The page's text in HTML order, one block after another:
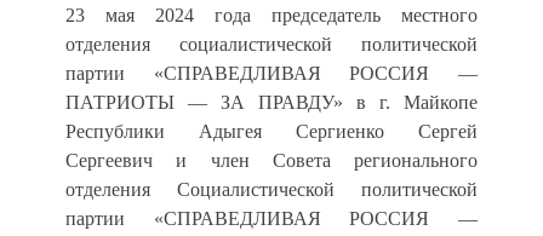
23 мая 2024 года
председатель местного
отделения социалистической политической
партии «СПРАВЕДЛИВАЯ РОССИЯ —
ПАТРИОТЫ — ЗА ПРАВДУ» в г. Майкопе
Республики Адыгея Сергиенко Сергей
Сергеевич и член Совета регионального
отделения Социалистической политической
партии «СПРАВЕДЛИВАЯ РОССИЯ —